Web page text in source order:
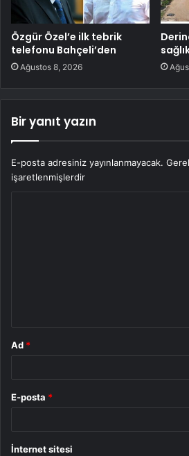
Özgür Özel’e ilk tebrik
telefonu Bahçeli’den
Ağustos 8, 2026
Bir yanıt yazın
E-posta adresiniz yayınlanmayacak.
işaretlenmişlerdir
Ad *
E-posta *
İnternet sitesi